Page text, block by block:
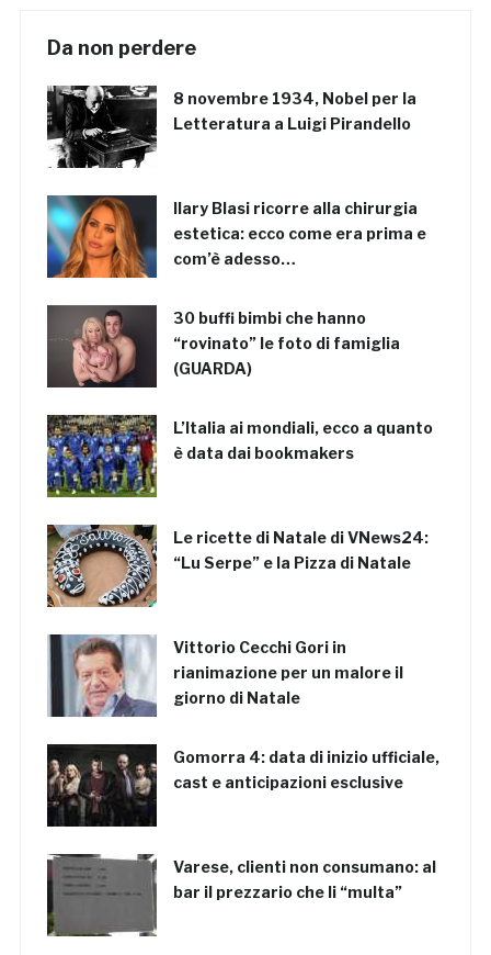
Da non perdere
8 novembre 1934, Nobel per la
Letteratura a Luigi Pirandello
Ilary Blasi ricorre alla chirurgia
estetica: ecco come era prima e
com’è adesso…
30 buffi bimbi che hanno
“rovinato” le foto di famiglia
(GUARDA)
L’Italia ai mondiali, ecco a quanto
è data dai bookmakers
Le ricette di Natale di VNews24:
“Lu Serpe” e la Pizza di Natale
Vittorio Cecchi Gori in
rianimazione per un malore il
giorno di Natale
Gomorra 4: data di inizio ufficiale,
cast e anticipazioni esclusive
Varese, clienti non consumano: al
bar il prezzario che li “multa”